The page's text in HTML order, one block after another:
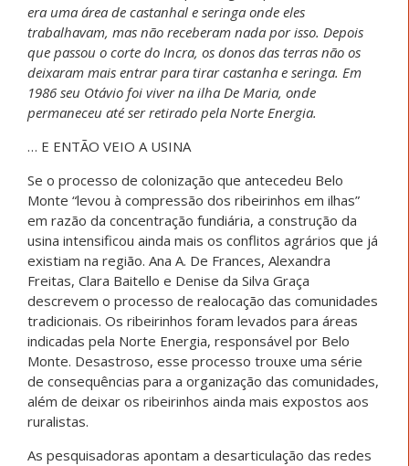
era uma área de castanhal e seringa onde eles
trabalhavam, mas não receberam nada por isso. Depois
que passou o corte do Incra, os donos das terras não os
deixaram mais entrar para tirar castanha e seringa. Em
1986 seu Otávio foi viver na ilha De Maria, onde
permaneceu até ser retirado pela Norte Energia.
… E ENTÃO VEIO A USINA
Se o processo de colonização que antecedeu Belo
Monte “levou à compressão dos ribeirinhos em ilhas”
em razão da concentração fundiária, a construção da
usina intensificou ainda mais os conflitos agrários que já
existiam na região. Ana A. De Frances, Alexandra
Freitas, Clara Baitello e Denise da Silva Graça
descrevem o processo de realocação das comunidades
tradicionais. Os ribeirinhos foram levados para áreas
indicadas pela Norte Energia, responsável por Belo
Monte. Desastroso, esse processo trouxe uma série
de consequências para a organização das comunidades,
além de deixar os ribeirinhos ainda mais expostos aos
ruralistas.
As pesquisadoras apontam a desarticulação das redes